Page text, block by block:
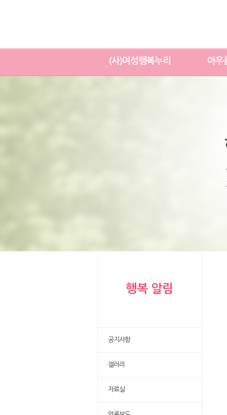
(사)여성행복누리 아우
행복 알림
공지사항
갤러리
자료실